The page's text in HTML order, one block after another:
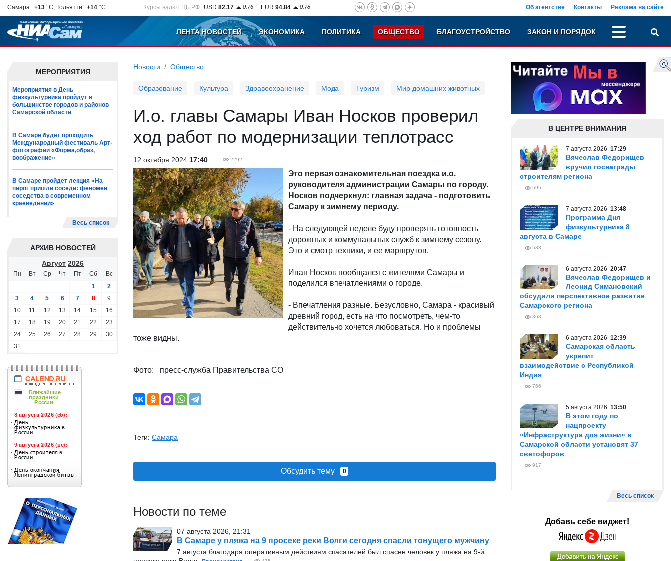
Самара +13 °C, Тольятти +14 °C Курсы валют ЦБ РФ: USD 82.17 0.76 EUR 94.84 0.78 Об агентстве Контакты Реклама на сайте
ЛЕНТА НОВОСТЕЙ ЭКОНОМИКА ПОЛИТИКА ОБЩЕСТВО БЛАГОУСТРОЙСТВО ЗАКОН И ПОРЯДОК
МЕРОПРИЯТИЯ
Мероприятия в День
физкультурника пройдут в
большинстве городов и районов
Самарской области
В Самаре будет проходить
Международный фестиваль Арт-
фотографии «Форма,образ,
воображение»
В Самаре пройдет лекция «На
пирог пришли соседи: феномен
соседства в современном
краеведении»
Весь список
АРХИВ НОВОСТЕЙ
Август 2026
Пн Вт Ср Чт Пт Сб
Вс
1
2
3
4 5 6 7 8
9
10
11 12 13 14 15
16
17
18 19 20 21 22
23
24
25 26 27 28 29
30
31
Новости Общество
Образование Культура Здравоохранение Мода Туризм Мир домашних животных
И.о. главы Самары Иван Носков проверил
ход работ по модернизации теплотрасс
12 октября 2024 17:40 2292
Это первая ознакомительная поездка и.о.
руководителя администрации Самары по городу.
Носков подчеркнул: главная задача - подготовить
Самару к зимнему периоду.
- На следующей неделе буду проверять готовность
дорожных и коммунальных служб к зимнему сезону.
Это и смотр техники, и ее маршрутов.
Иван Носков пообщался с жителями Самары и
поделился впечатлениями о городе.
- Впечатления разные. Безусловно, Самара - красивый
древний город, есть на что посмотреть, чем-то
действительно хочется любоваться. Но и проблемы
тоже видны.
Фото: пресс-служба Правительства СО
Теги: Самара
Обсудить тему 0
Новости по теме
07 августа 2026, 21:31
В Самаре у пляжа на 9 просеке реки Волги сегодня спасли тонущего мужчину
7 августа благодаря оперативным действиям спасателей был спасен человек у пляжа на 9-й
В ЦЕНТРЕ ВНИМАНИЯ
7 августа 2026 17:29
Вячеслав Федорищев
вручил госнаграды
строителям региона
595
7 августа 2026 13:48
Программа Дня
физкультурника 8
августа в Самаре
533
6 августа 2026 20:47
Вячеслав Федорищев и
Леонид Симановский
обсудили перспективное развитие
Самарского региона
863
6 августа 2026 12:39
Самарская область
укрепит
взаимодействие с Республикой
Индия
766
5 августа 2026 13:50
В этом году по
нацпроекту
«Инфраструктура для жизни» в
Самарской области установят 37
светофоров
917
Весь список
Добавь себе виджет!